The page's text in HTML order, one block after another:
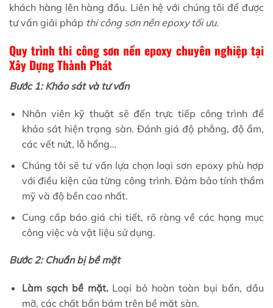
khách hàng lên hàng đầu. Liên hệ với chúng tôi để được
tư vấn giải pháp thi công sơn nền epoxy tối ưu.
Quy trình thi công sơn nền epoxy chuyên nghiệp tại
Xây Dựng Thành Phát
Bước 1: Khảo sát và tư vấn
Nhân viên kỹ thuật sẽ đến trực tiếp công trình để
khảo sát hiện trạng sàn. Đánh giá độ phẳng, độ ẩm,
các vết nứt, lỗ hổng…
Chúng tôi sẽ tư vấn lựa chọn loại sơn epoxy phù hợp
với điều kiện của từng công trình. Đảm bảo tính thẩm
mỹ và độ bền cao nhất.
Cung cấp báo giá chi tiết, rõ ràng về các hạng mục
công việc và vật liệu sử dụng.
Bước 2: Chuẩn bị bề mặt
Làm sạch bề mặt. Loại bỏ hoàn toàn bụi bẩn, dầu
mỡ, các chất bẩn bám trên bề mặt sàn.